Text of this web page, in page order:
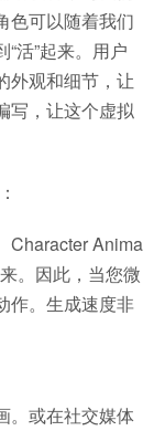
色可以随着我们
活”起来。用户
外观和细节，让
写，让这个虚拟
Character Anima
。因此，当您微
作。生成速度非
。或在社交媒体